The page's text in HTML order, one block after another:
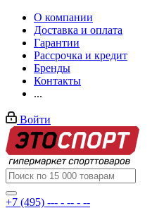
О компании
Доставка и оплата
Гарантии
Рассрочка и кредит
Бренды
Контакты
...
Войти
+7 (495) --- - -- - --